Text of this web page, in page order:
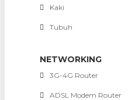
Kaki
Tubuh
NETWORKING
3G-4G Router
ADSL Modem Router